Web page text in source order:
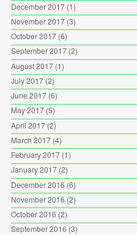
December 2017(1)
November 2017(3)
October 2017(6)
September 2017(2)
August 2017(1)
July 2017(2)
June 2017(6)
May 2017(5)
April 2017(2)
March 2017(4)
February 2017(1)
January 2017(2)
December 2016 (6)
November 2016 (2)
October 2016 (2)
September 2016 (3)